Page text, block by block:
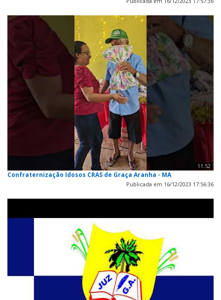
11:52
Confraternização Idosos CRAS de Graça Aranha - MA
Publicada em 16/12/2023 17:56:36